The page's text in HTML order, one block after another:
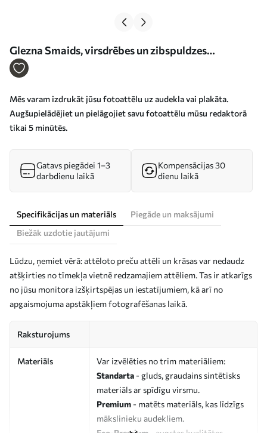
Glezna Smaids, virsdrēbes un zibspuldzes
fotogrāfija Nr s33242
Mēs varam izdrukāt jūsu fotoattēlu uz audekla vai plakāta.
Augšupielādējiet un pielāgojiet savu fotoattēlu mūsu redaktorā
tikai 5 minūtēs.
Gatavs piegādei 1–3
darbdienu laikā
Kompensācijas 30
dienu laikā
Specifikācijas un materiāls
Piegāde un maksājumi
Biežāk uzdotie jautājumi
Lūdzu, ņemiet vērā: attēloto preču attēli un krāsas var nedaudz
atšķirties no tīmekļa vietnē redzamajiem attēliem. Tas ir atkarīgs
no jūsu monitora izšķirtspējas un iestatījumiem, kā arī no
apgaismojuma apstākļiem fotografēšanas laikā.
Raksturojums
Materiāls
Var izvēlēties no trim materiāliem:
Standarta - gluds, graudains sintētisks
materiāls ar spīdīgu virsmu.
Premium - matēts materiāls, kas līdzīgs
mākslinieku audekliem.